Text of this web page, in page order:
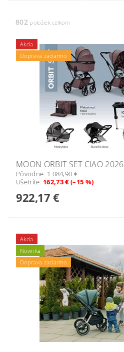
802položiek celkom
Akcia
Doprava zadarmo
MOON ORBIT SET CIAO 2026
Pôvodne: 1 084,90 €
Ušetríte: 162,73 € (–15 %)
922,17 €
Akcia
Novinka
Doprava zadarmo